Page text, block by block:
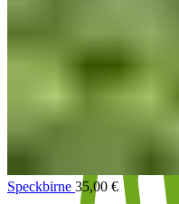
Speckbirne 35,00 €